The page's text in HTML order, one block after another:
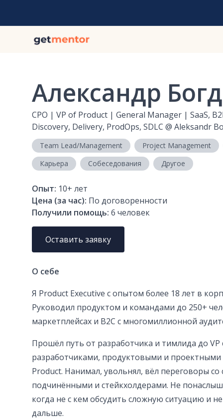
Александр
CPO | VP of Product | General Manager | SaaS,
Discovery, Delivery, ProdOps, SDLC @ Aleksandr
Team Lead/Management Project Management
Карьера
Собеседования Другое
Опыт: 10+ лет
Цена (за час): По договоренности
Получили помощь: 6 человек
Оставить заявку
О себе
Я Product Executive с опытом более 18 лет в
Руководил продуктом и командами до 250+
маркетплейсах и B2C с многомиллионной
Прошёл путь от разработчика и тимлида до VP
разработчиками, продуктовыми и
Product. Нанимал, увольнял, вёл переговоры
подчинёнными и стейкхолдерами. Не
когда не с кем обсудить сложную ситуацию и
дальше.